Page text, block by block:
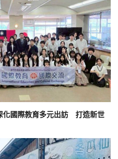
化國際教育多元出訪 打造新世